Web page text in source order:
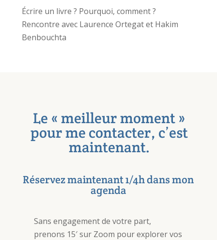
Écrire un livre ? Pourquoi, comment ?
Rencontre avec Laurence Ortegat et Hakim
Benbouchta
Le « meilleur moment »
pour me contacter, c’est
maintenant.
Réservez maintenant 1/4h dans mon
agenda
Sans engagement de votre part,
prenons 15′ sur Zoom pour explorer vos